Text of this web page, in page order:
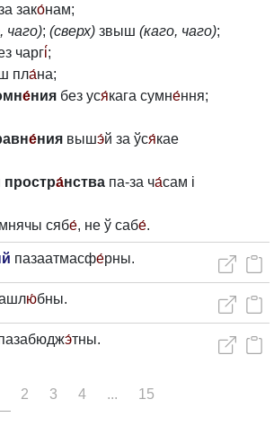
зако́нам;
чаго); (сверх) звыш (каго, чаго);
чаргі́;
пла́на;
е́ния без уся́кага сумне́ння;
е́ния вышэ́й за ўся́кае
простра́нства па-за ча́сам і
мнячы сябе́, не ў сабе́.
пазаатмасфе́рны.
ю́бны.
э́тны.
2 3 4 ... 15